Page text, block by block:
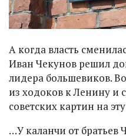
А когда власть
Иван Чекунов решил
лидера большевиков.
из ходоков к Ленину и
советских картин на
…У каланчи от братьев